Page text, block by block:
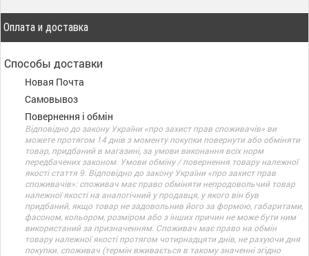
Оплата и доставка
Способы доставки
Новая Почта
Самовывоз
Повернення і обмін
Відповідно до закону України «про захист прав споживачів» ви
можете протягом 14 днів з моменту покупки повернути або обміняти
товар, придбаний в магазині, за умови виконання всіх норм
передбачених законом. Умови обміну / повернення товару належної
якості стаття 9. Відповідно до закону України «про захист прав
споживачів»: споживач має право обміняти непродовольчий товар
належної якості на аналогічний у продавця, у якого він був
придбаний, якщо товар не задовольнив його за формою, габаритами,
фасоном, кольором, розміром або з інших причин не може бути ним
використаний за призначенням. Споживач має право на обмін
товару належної якості протягом чотирнадцяти днів, не рахуючи дня
покупки. споживач (термін вживається в такому значенні згідно